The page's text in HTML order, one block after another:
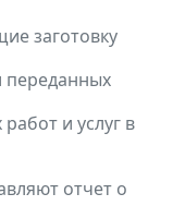
заготовку
переданных
и услуг в
отчет о